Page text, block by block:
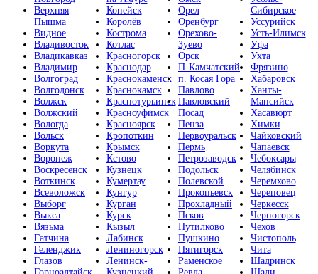
Верхняя
Пышма
Видное
Владивосток
Владикавказ
Владимир
Волгоград
Волгодонск
Волжск
Волжский
Вологда
Вольск
Воркута
Воронеж
Воскресенск
Воткинск
Всеволожск
Выборг
Выкса
Вязьма
Гатчина
Геленджик
Глазов
Копейск
Королёв
Кострома
Котлас
Красногорск
Краснодар
Краснокаменск
Краснокамск
Краснотурьинск
Красноуфимск
Красноярск
Кропоткин
Крымск
Кстово
Кузнецк
Кумертау
Кунгур
Курган
Курск
Кызыл
Лабинск
Лениногорск
Ленинск-
Орел
Оренбург
Орехово-
Зуево
Орск
П-Камчатский
п. Косая Гора
Павлово
Павловский
Посад
Пенза
Первоуральск
Пермь
Петрозаводск
Подольск
Полевской
Прокопьевск
Прохладный
Псков
Путилково
Пушкино
Пятигорск
Раменское
Сибирское
Уссурийск
Усть-Илимск
Уфа
Ухта
Фрязино
Хабаровск
Ханты-
Мансийск
Хасавюрт
Химки
Чайковский
Чапаевск
Чебоксары
Челябинск
Черемхово
Череповец
Черкесск
Черногорск
Чехов
Чистополь
Чита
Шадринск